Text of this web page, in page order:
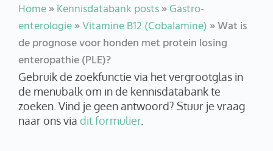
Home»Kennisdatabank posts»Gastro-
enterologie»Vitamine B12 (Cobalamine) »Wat is
de prognose voor honden met protein losing
enteropathie (PLE)?
Gebruik de zoekfunctie via het vergrootglas in
de menubalk om in de kennisdatabank te
zoeken. Vind je geen antwoord? Stuur je vraag
naar ons via dit formulier.